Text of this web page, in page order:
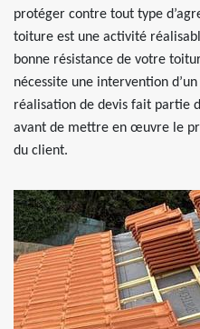
protéger contre tout type
toiture est une activité
bonne résistance de votre
nécessite une intervention
réalisation de devis fait partie
avant de mettre en œuvre le
du client.